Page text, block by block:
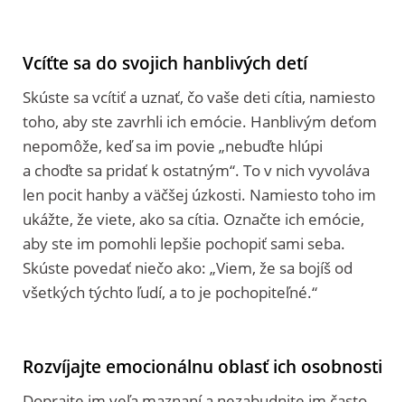
Vcíťte sa do svojich hanblivých detí
Skúste sa vcítiť a uznať, čo vaše deti cítia, namiesto
toho, aby ste zavrhli ich emócie. Hanblivým deťom
nepomôže, keď sa im povie „nebuďte hlúpi
a choďte sa pridať k ostatným“. To v nich vyvoláva
len pocit hanby a väčšej úzkosti. Namiesto toho im
ukážte, že viete, ako sa cítia. Označte ich emócie,
aby ste im pomohli lepšie pochopiť sami seba.
Skúste povedať niečo ako: „Viem, že sa bojíš od
všetkých týchto ľudí, a to je pochopiteľné.“
Rozvíjajte emocionálnu oblasť ich osobnosti